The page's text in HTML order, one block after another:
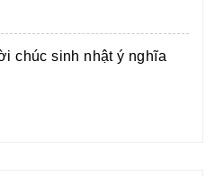
chúc sinh nhật ý nghĩa